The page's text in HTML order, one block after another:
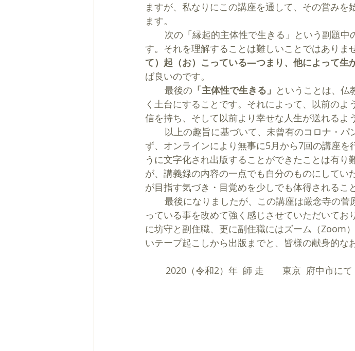
ますが、私なりにこの講座を通して、その営み
ます。
す。それを理解することは難しいことではありま
て）起（お）こっている―つまり、他によって生
ば良いのです。
    　最後の
「主体性で生きる」 ということは、仏
く土台にすることです。それによって、以前の
信を持ち、そして以前より幸せな人生が送れるよ
ず、オンラインにより無事に5月から7回の講座
うに文字化され出版することができたことは有り
が、講義録の内容の一点でも自分のものにして
が目指す気づき・目覚めを少しでも体得されるこ
っている事を改めて強く感じさせていただいて
に坊守と副住職、更に副住職にはズーム（Zoom
いテープ起こしから出版までと、皆様の献身的な
2020（令和2）年  師 走　　東京  府中市に